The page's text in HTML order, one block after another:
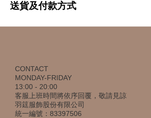
送貨及付款方式
CONTACT
MONDAY-FRIDAY
13:00 - 20:00
客服上班時間將依序回覆，敬請見諒
羽筳服飾股份有限公司
統一編號：83397506